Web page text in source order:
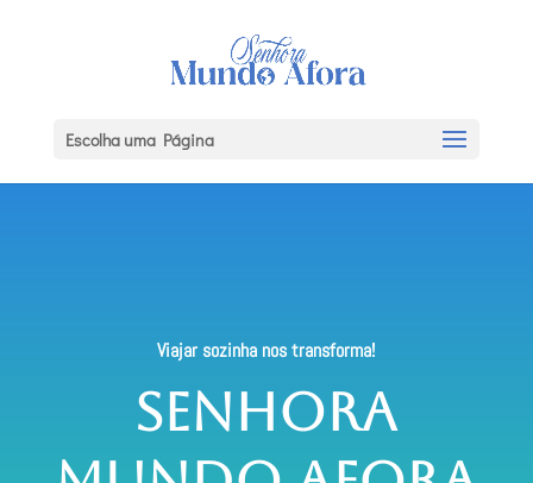
Escolha uma Página
Viajar sozinha nos transforma!
Senhora